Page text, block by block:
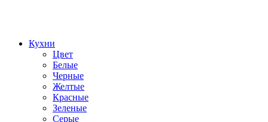
Кухни
Цвет
Белые
Черные
Желтые
Красные
Зеленые
Серые